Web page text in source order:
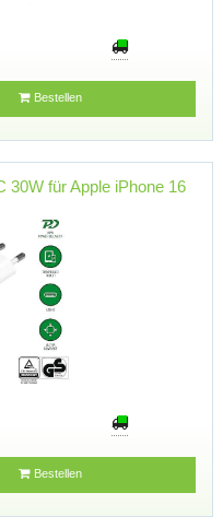
Bestellen
30W für Apple iPhone 16
Bestellen